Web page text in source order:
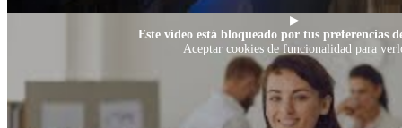
▶
Este vídeo está bloqueado por tus preferencias
Aceptar cookies de funcionalidad para